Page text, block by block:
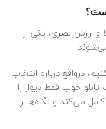
و ارزش بصری، یکی از
درواقع درباره انتخاب
خوب فقط دیوار را
می‌کند و نگاه‌ها را